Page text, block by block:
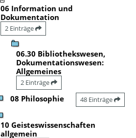
06 Information und
Dokumentation
2 Einträge
06.30 Bibliothekswesen,
Dokumentationswesen:
Allgemeines
2 Einträge
08 Philosophie 48 Einträge
10 Geisteswissenschaften
allgemein